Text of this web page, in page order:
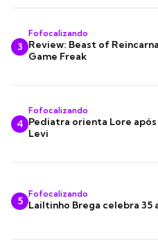
3
Fofocalizando
Review: Beast of
Game Freak
4
Fofocalizando
Pediatra orienta Lore
Levi
5
Fofocalizando
Lailtinho Brega celebra 35